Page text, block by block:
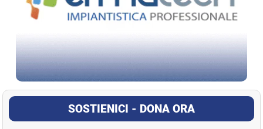
SOSTIENICI - DONA ORA